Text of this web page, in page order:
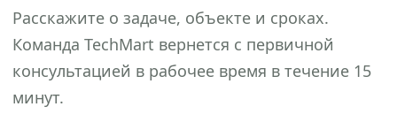
Расскажите о задаче, объекте и сроках.
Команда TechMart вернется с первичной
консультацией в рабочее время в течение 15
минут.